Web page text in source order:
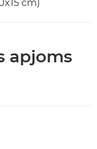
cm)
apjoms